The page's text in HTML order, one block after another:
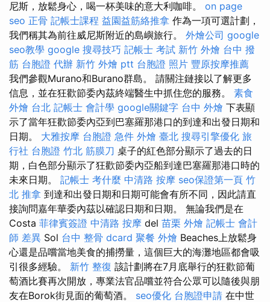
尼斯，放鬆身心，喝一杯美味的意大利咖啡。 on page
seo 正骨 記帳士課程 益園益筋絡推拿 作為一項可選計劃，
我們稱其為前往威尼斯附近的島嶼旅行。 外燴公司 google
seo教學 google 搜尋技巧 記帳士 考試 新竹 外燴 台中 撥
筋 台胞證 代辦 新竹 外燴 ptt 台胞證 照片 豐原按摩推薦
我們參觀Murano和Burano群島。 請關注鏈接以了解更多
信息，並在狂歡節委內茲終端醫生中抓住您的服務。 素食
外燴 台北 記帳士 會計學 google關鍵字 台中 外燴 下表顯
示了當年狂歡節委內亞到巴塞羅那港口的到達和出發日期和
日期。 大雅按摩 台胞證 急件 外燴 臺北 搜尋引擎優化 旅
行社 台胞證 竹北 筋膜刀 桌子的紅色部分顯示了過去的日
期，白色部分顯示了狂歡節委內亞船到達巴塞羅那港口時的
未來日期。 記帳士 考什麼 中清路 按摩 seo保證第一頁 竹
北 推拿 到達和出發日期和日期可能會有所不同，因此請直
接詢問嘉年華委內茲以確認日期和日期。 無論我們是在
Costa 菲律賓簽證 中清路 按摩 del 苗栗 外燴 記帳士 會計
師 差異 Sol 台中 整骨 dcard 聚餐 外燴 Beaches上放鬆身
心還是品嚐當地美食的捕撈量，這個巨大的海灘地區都會吸
引很多經驗。 新竹 整復 該計劃將在7月底舉行的狂歡節葡
萄酒比賽再次開放，專業法官品嚐並符合公眾可以隨後與朋
友在Borok街見面的葡萄酒。 seo優化 台胞證申請 在中世